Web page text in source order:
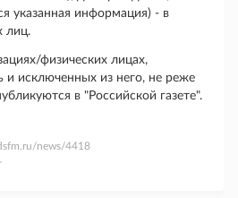
указанная информация) - в
лиц.
физических лицах,
и исключенных из него, не реже
в "Российской газете".
news/4418